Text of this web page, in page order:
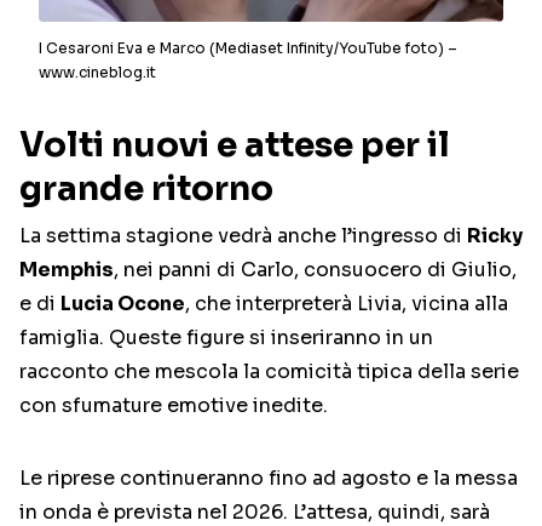
I Cesaroni Eva e Marco (Mediaset Infinity/YouTube foto) –
www.cineblog.it
Volti nuovi e attese per il
grande ritorno
La settima stagione vedrà anche l’ingresso di Ricky
Memphis, nei panni di Carlo, consuocero di Giulio,
e di Lucia Ocone, che interpreterà Livia, vicina alla
famiglia. Queste figure si inseriranno in un
racconto che mescola la comicità tipica della serie
con sfumature emotive inedite.
Le riprese continueranno fino ad agosto e la messa
in onda è prevista nel 2026. L’attesa, quindi, sarà